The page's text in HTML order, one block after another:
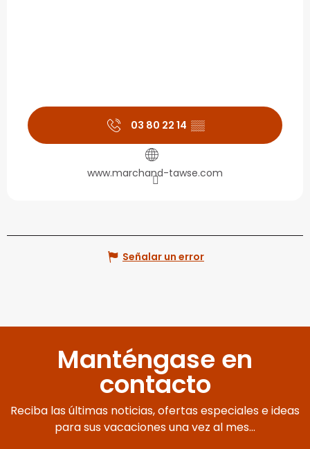
03 80 22 14 ▒▒
www.marchand-tawse.com
Señalar un error
Manténgase en
contacto
Reciba las últimas noticias, ofertas especiales e ideas
para sus vacaciones una vez al mes...